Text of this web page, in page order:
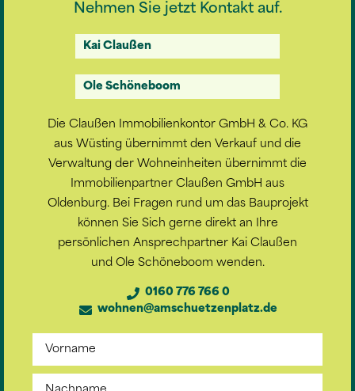
Nehmen Sie jetzt Kontakt auf.
Kai Claußen
Ole Schöneboom
Die Claußen Immobilienkontor GmbH & Co. KG
aus Wüsting übernimmt den Verkauf und die
Verwaltung der Wohneinheiten übernimmt die
Immobilienpartner Claußen GmbH aus
Oldenburg. Bei Fragen rund um das Bauprojekt
können Sie Sich gerne direkt an Ihre
persönlichen Ansprechpartner Kai Claußen
und Ole Schöneboom wenden.
0160 776 766 0
wohnen@amschuetzenplatz.de